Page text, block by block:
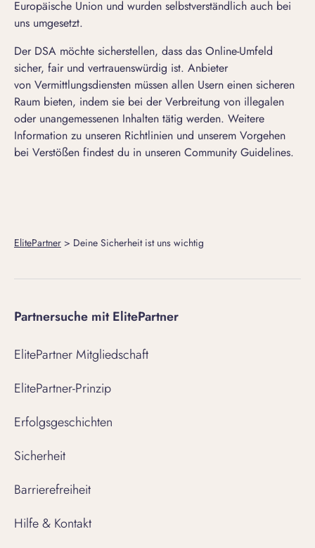
Europäische Union und wurden selbstverständlich auch bei
uns umgesetzt.
Der DSA möchte sicherstellen, dass das Online-Umfeld
sicher, fair und vertrauenswürdig ist. Anbieter
von Vermittlungsdiensten müssen allen Usern einen sicheren
Raum bieten, indem sie bei der Verbreitung von illegalen
oder unangemessenen Inhalten tätig werden. Weitere
Information zu unseren Richtlinien und unserem Vorgehen
bei Verstößen findest du in unseren Community Guidelines.
ElitePartner > Deine Sicherheit ist uns wichtig
Partnersuche mit ElitePartner
ElitePartner Mitgliedschaft
ElitePartner-Prinzip
Erfolgsgeschichten
Sicherheit
Barrierefreiheit
Hilfe & Kontakt